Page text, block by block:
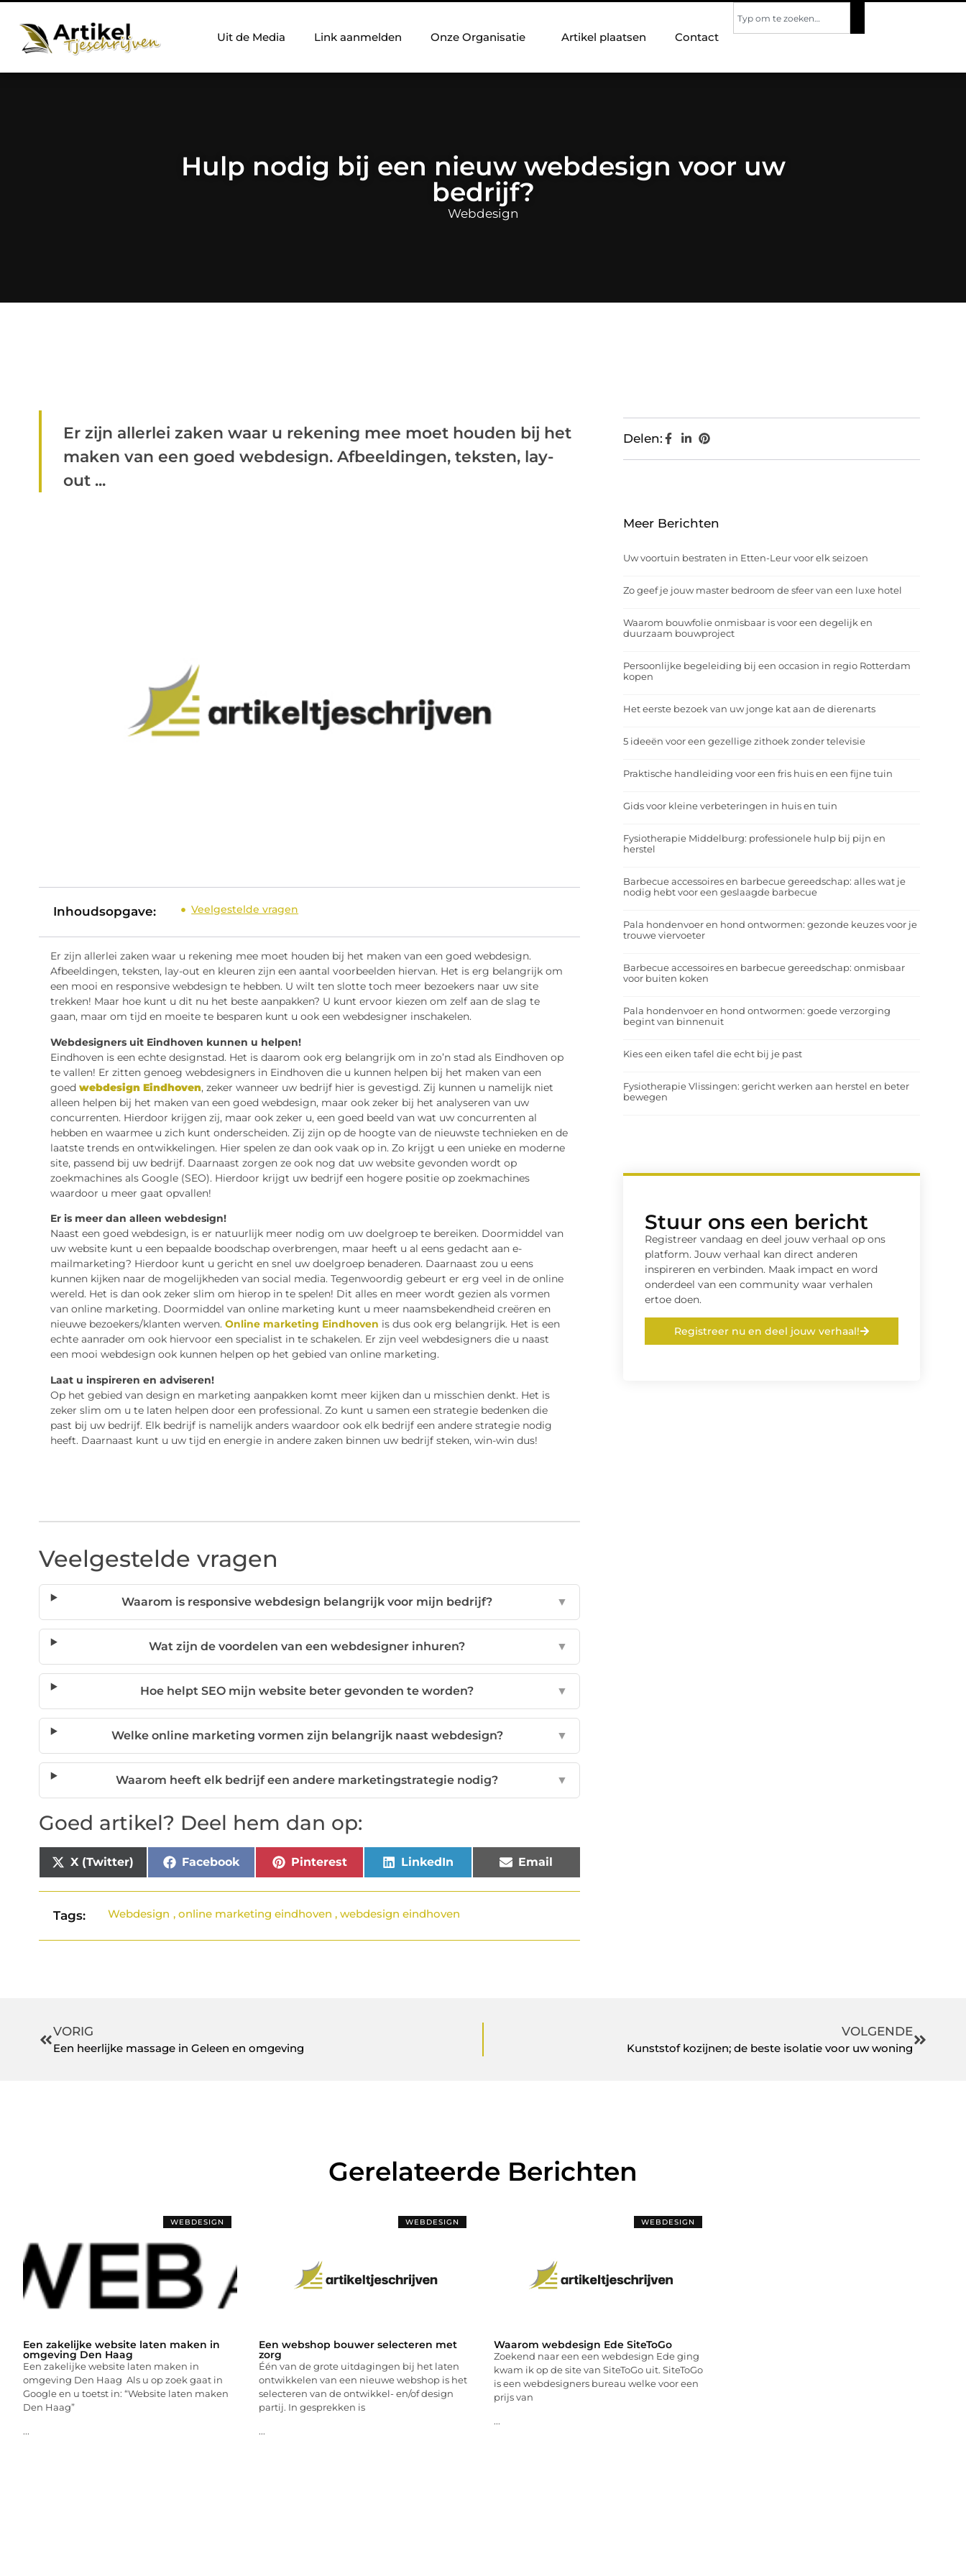
Uit de Media Link aanmelden Onze Organisatie Artikel plaatsen Contact
Hulp nodig bij een nieuw webdesign voor uw
bedrijf?
Webdesign
Er zijn allerlei zaken waar u rekening mee moet houden bij het
maken van een goed webdesign. Afbeeldingen, teksten, lay-
out ...
Inhoudsopgave: Veelgestelde vragen
Er zijn allerlei zaken waar u rekening mee moet houden bij het maken van een goed webdesign.
Afbeeldingen, teksten, lay-out en kleuren zijn een aantal voorbeelden hiervan. Het is erg belangrijk om
een mooi en responsive webdesign te hebben. U wilt ten slotte toch meer bezoekers naar uw site
trekken! Maar hoe kunt u dit nu het beste aanpakken? U kunt ervoor kiezen om zelf aan de slag te
gaan, maar om tijd en moeite te besparen kunt u ook een webdesigner inschakelen.
Webdesigners uit Eindhoven kunnen u helpen!
Eindhoven is een echte designstad. Het is daarom ook erg belangrijk om in zo’n stad als Eindhoven op
te vallen! Er zitten genoeg webdesigners in Eindhoven die u kunnen helpen bij het maken van een
goed webdesign Eindhoven, zeker wanneer uw bedrijf hier is gevestigd. Zij kunnen u namelijk niet
alleen helpen bij het maken van een goed webdesign, maar ook zeker bij het analyseren van uw
concurrenten. Hierdoor krijgen zij, maar ook zeker u, een goed beeld van wat uw concurrenten al
hebben en waarmee u zich kunt onderscheiden. Zij zijn op de hoogte van de nieuwste technieken en de
laatste trends en ontwikkelingen. Hier spelen ze dan ook vaak op in. Zo krijgt u een unieke en moderne
site, passend bij uw bedrijf. Daarnaast zorgen ze ook nog dat uw website gevonden wordt op
zoekmachines als Google (SEO). Hierdoor krijgt uw bedrijf een hogere positie op zoekmachines
waardoor u meer gaat opvallen!
Er is meer dan alleen webdesign!
Naast een goed webdesign, is er natuurlijk meer nodig om uw doelgroep te bereiken. Doormiddel van
uw website kunt u een bepaalde boodschap overbrengen, maar heeft u al eens gedacht aan e-
mailmarketing? Hierdoor kunt u gericht en snel uw doelgroep benaderen. Daarnaast zou u eens
kunnen kijken naar de mogelijkheden van social media. Tegenwoordig gebeurt er erg veel in de online
wereld. Het is dan ook zeker slim om hierop in te spelen! Dit alles en meer wordt gezien als vormen
van online marketing. Doormiddel van online marketing kunt u meer naamsbekendheid creëren en
nieuwe bezoekers/klanten werven. Online marketing Eindhoven is dus ook erg belangrijk. Het is een
echte aanrader om ook hiervoor een specialist in te schakelen. Er zijn veel webdesigners die u naast
een mooi webdesign ook kunnen helpen op het gebied van online marketing.
Laat u inspireren en adviseren!
Op het gebied van design en marketing aanpakken komt meer kijken dan u misschien denkt. Het is
zeker slim om u te laten helpen door een professional. Zo kunt u samen een strategie bedenken die
past bij uw bedrijf. Elk bedrijf is namelijk anders waardoor ook elk bedrijf een andere strategie nodig
heeft. Daarnaast kunt u uw tijd en energie in andere zaken binnen uw bedrijf steken, win-win dus!
Veelgestelde vragen
Waarom is responsive webdesign belangrijk voor mijn bedrijf? ▼
Wat zijn de voordelen van een webdesigner inhuren? ▼
Hoe helpt SEO mijn website beter gevonden te worden? ▼
Welke online marketing vormen zijn belangrijk naast webdesign? ▼
Waarom heeft elk bedrijf een andere marketingstrategie nodig? ▼
Goed artikel? Deel hem dan op:
X (Twitter) Facebook Pinterest LinkedIn Email
Tags: Webdesign ,online marketing eindhoven ,webdesign eindhoven
Delen:
Meer Berichten
Uw voortuin bestraten in Etten-Leur voor elk seizoen
Zo geef je jouw master bedroom de sfeer van een luxe hotel
Waarom bouwfolie onmisbaar is voor een degelijk en
duurzaam bouwproject
Persoonlijke begeleiding bij een occasion in regio Rotterdam
kopen
Het eerste bezoek van uw jonge kat aan de dierenarts
5 ideeën voor een gezellige zithoek zonder televisie
Praktische handleiding voor een fris huis en een fijne tuin
Gids voor kleine verbeteringen in huis en tuin
Fysiotherapie Middelburg: professionele hulp bij pijn en
herstel
Barbecue accessoires en barbecue gereedschap: alles wat je
nodig hebt voor een geslaagde barbecue
Pala hondenvoer en hond ontwormen: gezonde keuzes voor je
trouwe viervoeter
Barbecue accessoires en barbecue gereedschap: onmisbaar
voor buiten koken
Pala hondenvoer en hond ontwormen: goede verzorging
begint van binnenuit
Kies een eiken tafel die echt bij je past
Fysiotherapie Vlissingen: gericht werken aan herstel en beter
bewegen
Stuur ons een bericht
Registreer vandaag en deel jouw verhaal op ons
platform. Jouw verhaal kan direct anderen
inspireren en verbinden. Maak impact en word
onderdeel van een community waar verhalen
ertoe doen.
Registreer nu en deel jouw verhaal!
VORIG
Een heerlijke massage in Geleen en omgeving
VOLGENDE
Kunststof kozijnen; de beste isolatie voor uw woning
Gerelateerde Berichten
WEBDESIGN
Een zakelijke website laten maken in
omgeving Den Haag
Een zakelijke website laten maken in
omgeving Den Haag Als u op zoek gaat in
Google en u toetst in: “Website laten maken
Den Haag”
...
WEBDESIGN
Een webshop bouwer selecteren met
zorg
Één van de grote uitdagingen bij het laten
ontwikkelen van een nieuwe webshop is het
selecteren van de ontwikkel- en/of design
partij. In gesprekken is
...
WEBDESIGN
Waarom webdesign Ede SiteToGo
Zoekend naar een een webdesign Ede ging
kwam ik op de site van SiteToGo uit. SiteToGo
is een webdesigners bureau welke voor een
prijs van
...